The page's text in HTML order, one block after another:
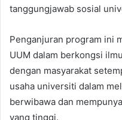
tanggungjawab sosial
Penganjuran program ini
UUM dalam berkongsi
dengan masyarakat
usaha universiti dalam
berwibawa dan
yang tinggi.